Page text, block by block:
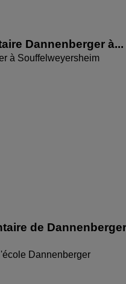
Dannenberger à...
à Souffelweyersheim
de Dannenberger
Dannenberger